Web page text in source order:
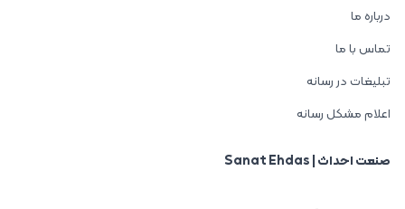
درباره ما
تماس با ما
تبلیغات در رسانه
اعلام مشکل رسانه
صنعت احداث | Sanat Ehdas